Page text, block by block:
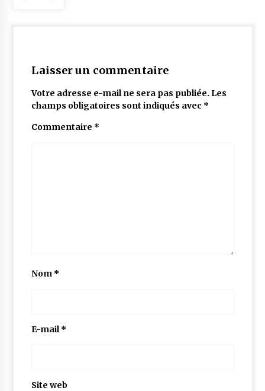
3 semaines ago
Laisser un commentaire
Votre adresse e-mail ne sera pas publiée. Les
champs obligatoires sont indiqués avec *
Commentaire *
Nom *
E-mail*
Site web